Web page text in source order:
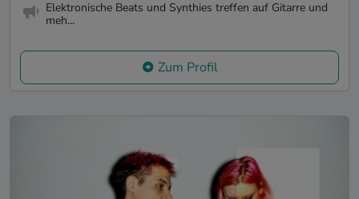
Elektronische Beats und Synthies treffen auf Gitarre und
meh...
Zum Profil